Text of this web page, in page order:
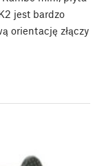
jest bardzo
orientację złączy